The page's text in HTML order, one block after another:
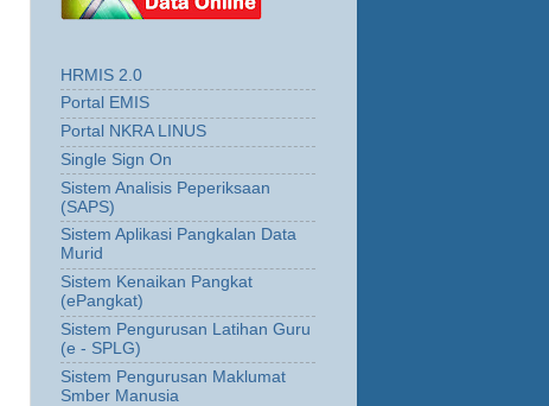
HRMIS 2.0
Portal EMIS
Portal NKRA LINUS
Single Sign On
Sistem Analisis Peperiksaan
(SAPS)
Sistem Aplikasi Pangkalan Data
Murid
Sistem Kenaikan Pangkat
(ePangkat)
Sistem Pengurusan Latihan Guru
(e - SPLG)
Sistem Pengurusan Maklumat
Smber Manusia